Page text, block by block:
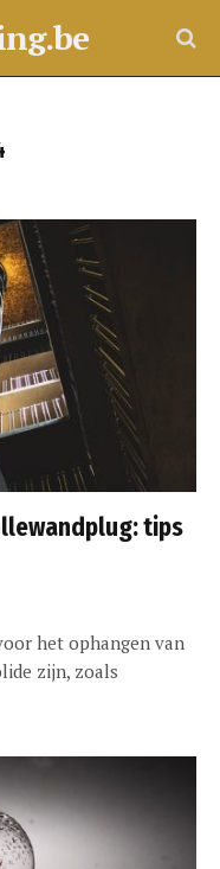
tips
het ophangen van
zijn, zoals